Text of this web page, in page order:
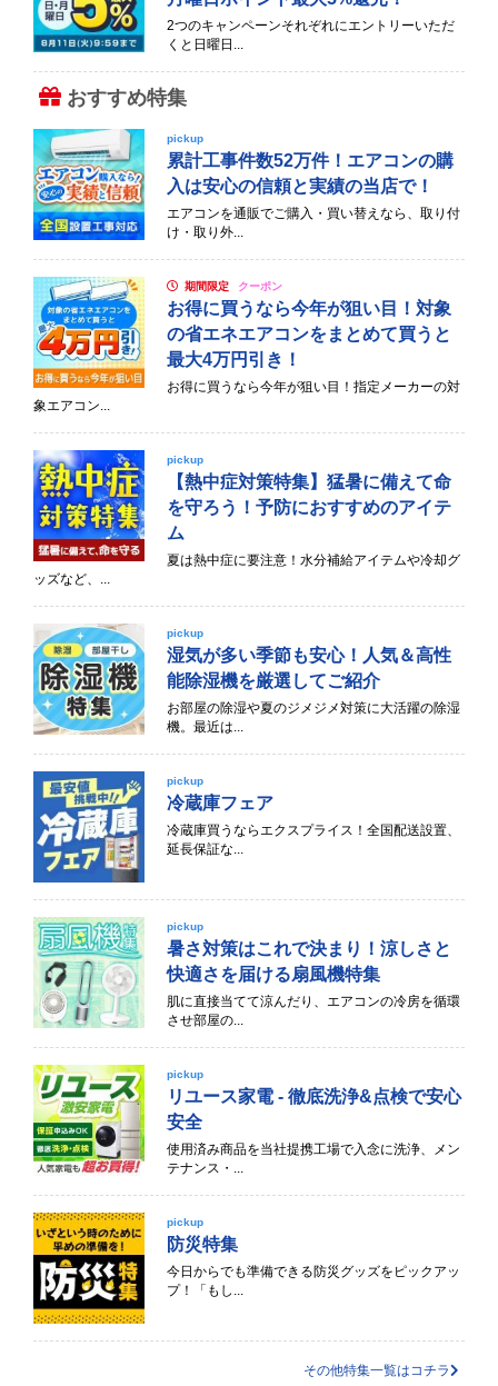
2つのキャンペーンそれぞれにエントリーいただ
くと日曜日...
おすすめ特集
pickup
累計工事件数52万件！エアコンの購
入は安心の信頼と実績の当店で！
エアコンを通販でご購入・買い替えなら、取り付
け・取り外...
期間限定 クーポン
お得に買うなら今年が狙い目！対象
の省エネエアコンをまとめて買うと
最大4万円引き！
お得に買うなら今年が狙い目！指定メーカーの対
象エアコン...
pickup
【熱中症対策特集】猛暑に備えて命
を守ろう！予防におすすめのアイテ
ム
夏は熱中症に要注意！水分補給アイテムや冷却グ
ッズなど、...
pickup
湿気が多い季節も安心！人気＆高性
能除湿機を厳選してご紹介
お部屋の除湿や夏のジメジメ対策に大活躍の除湿
機。最近は...
pickup
冷蔵庫フェア
冷蔵庫買うならエクスプライス！全国配送設置、
延長保証な...
pickup
暑さ対策はこれで決まり！涼しさと
快適さを届ける扇風機特集
肌に直接当てて涼んだり、エアコンの冷房を循環
させ部屋の...
pickup
リユース家電 - 徹底洗浄&点検で安心
安全
使用済み商品を当社提携工場で入念に洗浄、メン
テナンス・...
pickup
防災特集
今日からでも準備できる防災グッズをピックアッ
プ！「もし...
その他特集一覧はコチラ